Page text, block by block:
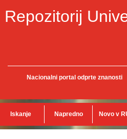
Repozitorij
Nacionalni portal odprte znanosti
Iskanje Napredno Novo v